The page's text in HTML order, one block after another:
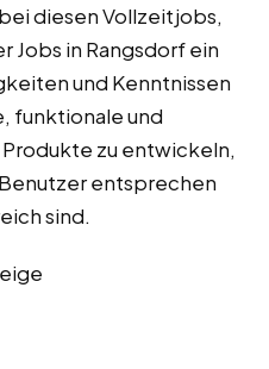
diesen Vollzeitjobs,
Jobs in Rangsdorf ein
und Kenntnissen
funktionale und
zu entwickeln,
entsprechen
sind.